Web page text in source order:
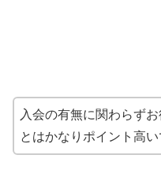
入会の有無に関わらず
とはかなりポイント高い